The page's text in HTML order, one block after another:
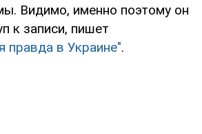
Видимо, именно поэтому он
к записи, пишет
правда в Украине".